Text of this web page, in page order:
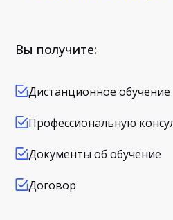
Вы получите:
Дистанционное обучение
Профессиональную
Документы об обучение
Договор